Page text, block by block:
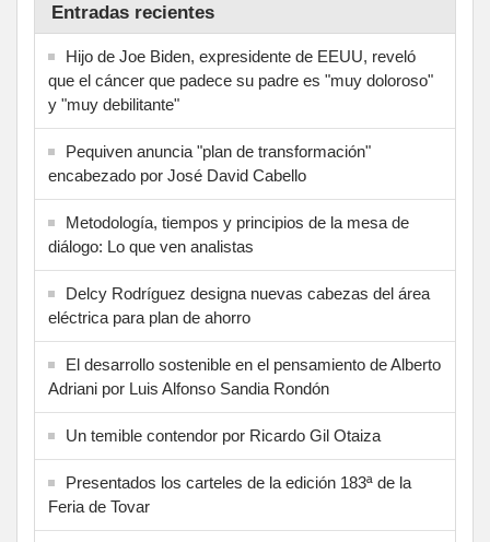
Entradas recientes
Hijo de Joe Biden, expresidente de EEUU, reveló
que el cáncer que padece su padre es "muy doloroso"
y "muy debilitante"
Pequiven anuncia "plan de transformación"
encabezado por José David Cabello
Metodología, tiempos y principios de la mesa de
diálogo: Lo que ven analistas
Delcy Rodríguez designa nuevas cabezas del área
eléctrica para plan de ahorro
El desarrollo sostenible en el pensamiento de Alberto
Adriani por Luis Alfonso Sandia Rondón
Un temible contendor por Ricardo Gil Otaiza
Presentados los carteles de la edición 183ª de la
Feria de Tovar